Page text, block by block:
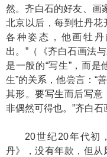
然。齐白石的好友、画
北京以后，每到牡丹花
各种姿态，他画牡
出。”（《齐白石画法
是一般的“写生”，而是
生”的关系，他尝言：“
其形。要写生而后写意
非偶然可得也。”齐白石
20世纪20年代初，
丹》，没有年款，但从